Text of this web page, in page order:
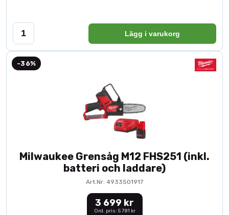
Lägg i varukorg
-36%
Milwaukee Grensåg M12 FHS251 (inkl.
batteri och laddare)
Art.Nr: 4933501917
3 699 kr
Ord. pris: 5 781 kr